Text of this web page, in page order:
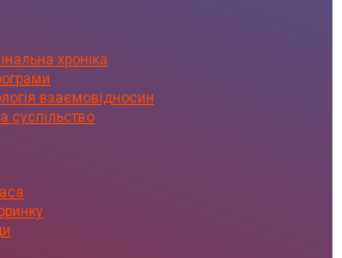
хроніка
взаємовідносин
суспільство